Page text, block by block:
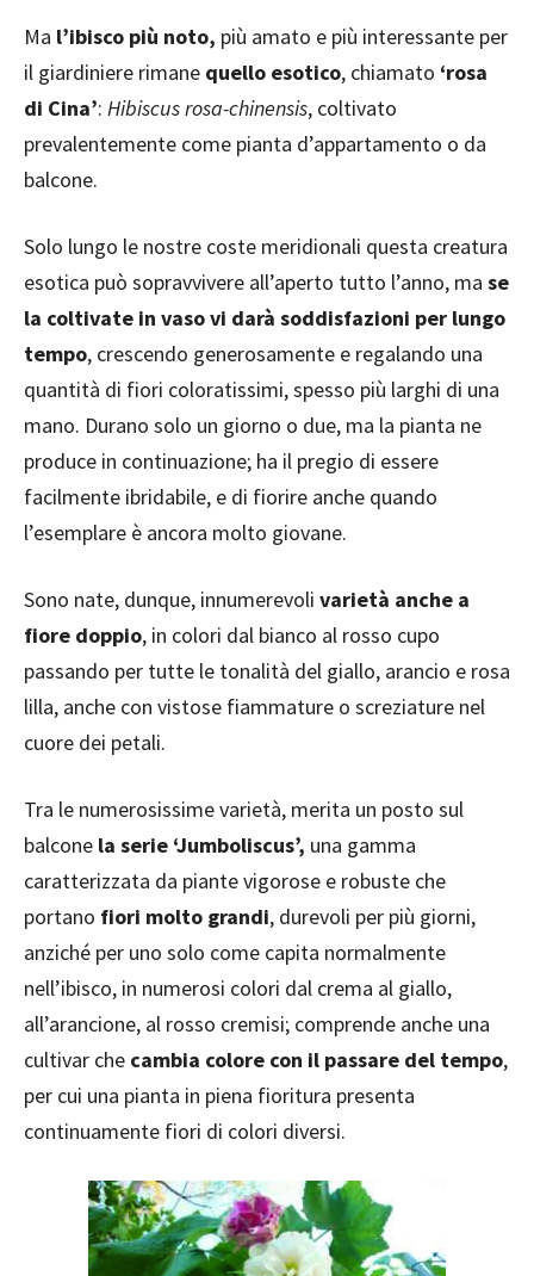
Ma l’ibisco più noto, più amato e più interessante per
il giardiniere rimane quello esotico, chiamato ‘rosa
di Cina’: Hibiscus rosa-chinensis, coltivato
prevalentemente come pianta d’appartamento o da
balcone.
Solo lungo le nostre coste meridionali questa creatura
esotica può sopravvivere all’aperto tutto l’anno, ma se
la coltivate in vaso vi darà soddisfazioni per lungo
tempo, crescendo generosamente e regalando una
quantità di fiori coloratissimi, spesso più larghi di una
mano. Durano solo un giorno o due, ma la pianta ne
produce in continuazione; ha il pregio di essere
facilmente ibridabile, e di fiorire anche quando
l’esemplare è ancora molto giovane.
Sono nate, dunque, innumerevoli varietà anche a
fiore doppio, in colori dal bianco al rosso cupo
passando per tutte le tonalità del giallo, arancio e rosa
lilla, anche con vistose fiammature o screziature nel
cuore dei petali.
Tra le numerosissime varietà, merita un posto sul
balcone la serie ‘Jumboliscus’, una gamma
caratterizzata da piante vigorose e robuste che
portano fiori molto grandi, durevoli per più giorni,
anziché per uno solo come capita normalmente
nell’ibisco, in numerosi colori dal crema al giallo,
all’arancione, al rosso cremisi; comprende anche una
cultivar che cambia colore con il passare del tempo,
per cui una pianta in piena fioritura presenta
continuamente fiori di colori diversi.